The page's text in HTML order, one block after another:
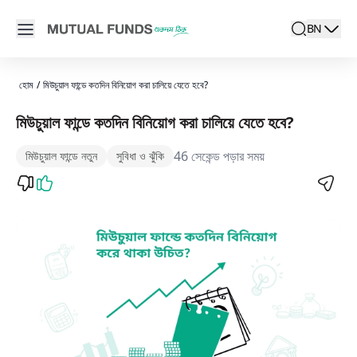
Open main menu
search
Locale
BN
active
হোম / মিউচুয়াল ফান্ডে কতদিন বিনিয়োগ করা চালিয়ে যেতে হবে?
মিউচুয়াল ফান্ডে কতদিন বিনিয়োগ করা চালিয়ে যেতে হবে?
মিউচুয়াল ফান্ডে নতুন সুবিধা ও ঝুঁকি 46 সেকেন্ড পড়ার সময়